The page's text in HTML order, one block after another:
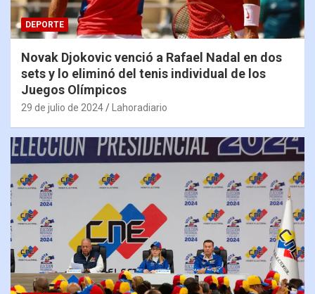
DEPORTE
Novak Djokovic venció a Rafael Nadal en dos
sets y lo eliminó del tenis individual de los
Juegos Olímpicos
29 de julio de 2024 Lahoradiario